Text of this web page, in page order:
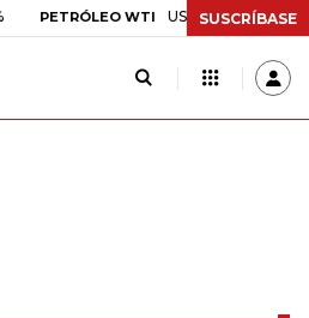
PETRÓLEO WTI US$ 78,01 US$ 2,92
SUSCRÍBASE